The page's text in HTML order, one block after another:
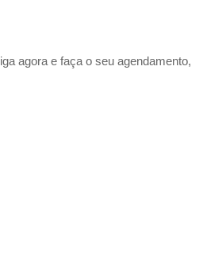
agora e faça o seu agendamento,